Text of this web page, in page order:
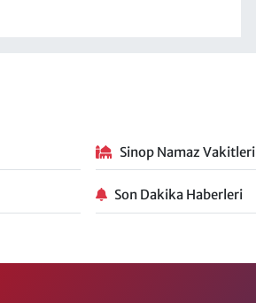
Sinop Namaz Vakitleri
Son Dakika Haberleri